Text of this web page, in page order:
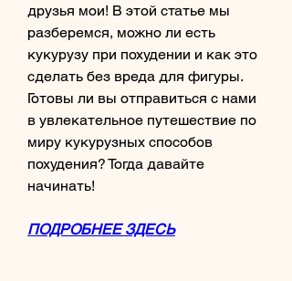
друзья мои! В этой статье мы
разберемся, можно ли есть
кукурузу при похудении и как это
сделать без вреда для фигуры.
Готовы ли вы отправиться с нами
в увлекательное путешествие по
миру кукурузных способов
похудения? Тогда давайте
начинать!
ПОДРОБНЕЕ ЗДЕСЬ